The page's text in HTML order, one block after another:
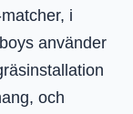
i
använder
och